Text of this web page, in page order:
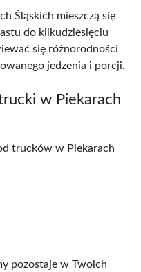
Śląskich mieszczą się
do kilkudziesięciu
się różnorodności
jedzenia i porcji.
w Piekarach
trucków w Piekarach
pozostaje w Twoich